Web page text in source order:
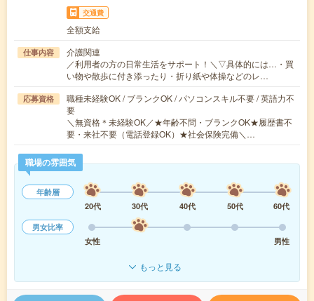
交通費
全額支給
仕事内容
介護関連
／利用者の方の日常生活をサポート！＼▽具体的には…・買
い物や散歩に付き添ったり・折り紙や体操などのレ…
応募資格
職種未経験OK / ブランクOK / パソコンスキル不要 / 英語力不
要
＼無資格＊未経験OK／★年齢不問・ブランクOK★履歴書不
要・来社不要（電話登録OK）★社会保険完備＼…
職場の雰囲気
年齢層
20代
30代 40代 50代
60代
男女比率
女性
男性
もっと見る